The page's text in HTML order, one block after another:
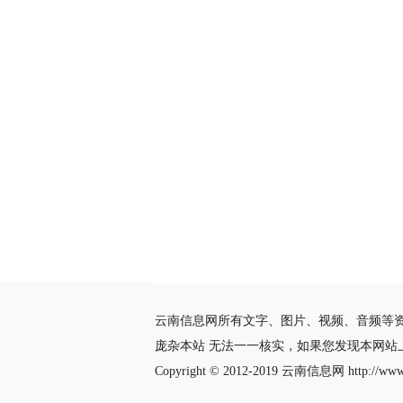
云南信息网所有文字、图片、视频、音频等
庞杂本站 无法一一核实，如果您发现本网
Copyright © 2012-2019 云南信息网 http://